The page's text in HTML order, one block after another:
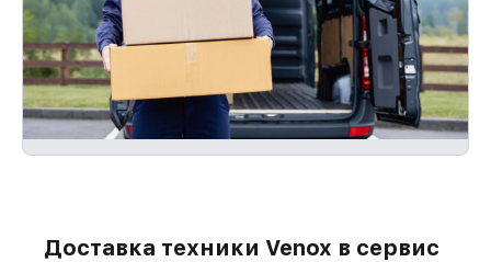
Доставка техники Venox в сервис